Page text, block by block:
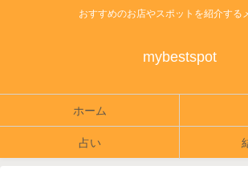
おすすめのお店やスポットを紹介する
mybestspot
ホーム
占い